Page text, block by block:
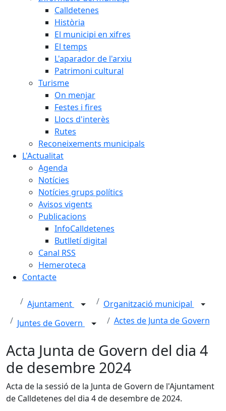
Calldetenes
Història
El municipi en xifres
El temps
L'aparador de l'arxiu
Patrimoni cultural
Turisme
On menjar
Festes i fires
Llocs d'interès
Rutes
Reconeixements municipals
L'Actualitat
Agenda
Notícies
Notícies grups polítics
Avisos vigents
Publicacions
InfoCalldetenes
Butlletí digital
Canal RSS
Hemeroteca
Contacte
Ajuntament
Organització municipal
Juntes de Govern
Actes de Junta de Govern
Acta Junta de Govern del dia 4
de desembre 2024
Acta de la sessió de la Junta de Govern de l'Ajuntament
de Calldetenes del dia 4 de desembre de 2024.